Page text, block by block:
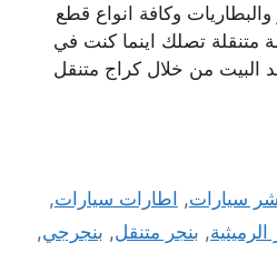
والبطاريات وكافة انواع قطع
متنقلة تصلك اينما كنت في
البيت من خلال كراج متنقل
سيارات, اطارات سيارات,
الرميثية, بنجر متنقل, بنجرجي,